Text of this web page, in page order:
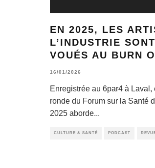
EN 2025, LES
L’INDUSTRIE
VOUÉS AU BURN
16/01/2026
Enregistrée au 6par4 à
ronde du Forum sur la Santé
2025 aborde...
CULTURE & SANTÉ PODCAST